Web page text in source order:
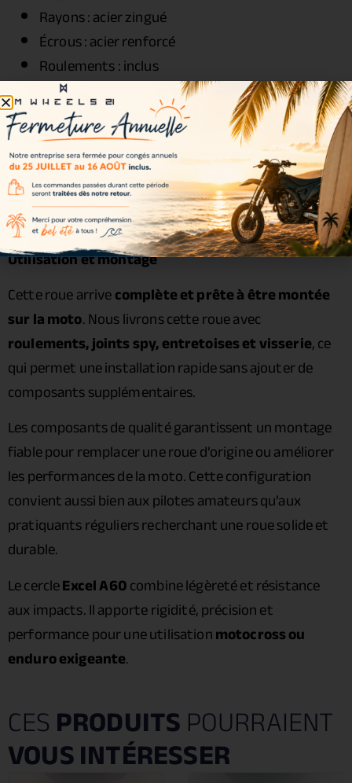
Rayons : acier zingué
Écrous : acier renforcé
Roulements : inclus
Joints spy : inclus
Entretoises : incluses
Visserie : incluse
Couleurs disponibles
Couleur incluse dans le kit :
Noir
Utilisation et montage
Cette roue arrivecomplète et prête à être montée
sur la moto. Nous livrons cette roue avec
roulements, joints spy, entretoises et visserie, ce
qui permet une installation rapide sans ajouter de
composants supplémentaires.
Les composants de qualité garantissent un montage
fiable pour remplacer une roue d’origine ou améliorer
les performances de la moto. Cette configuration
convient aussi bien aux pilotes amateurs qu’aux
pratiquants réguliers recherchant une roue solide et
durable.
Le cercleExcel A60combine légèreté et résistance
aux impacts. Il apporte rigidité, précision et
performance pour une utilisationmotocross ou
enduro exigeante.
CESPRODUITSPOURRAIENT
VOUS INTÉRESSER